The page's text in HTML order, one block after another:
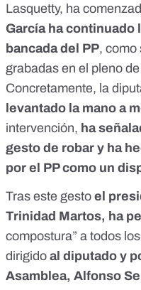
Lasquetty, ha
García ha continuado
bancada del PP, como
grabadas en el pleno
Concretamente, la
levantado la mano a
intervención, ha
gesto de robar y ha
por el PP como un
Tras este gesto el
Trinidad Martos, ha
compostura” a todos
dirigido al diputado y
Asamblea, Alfonso